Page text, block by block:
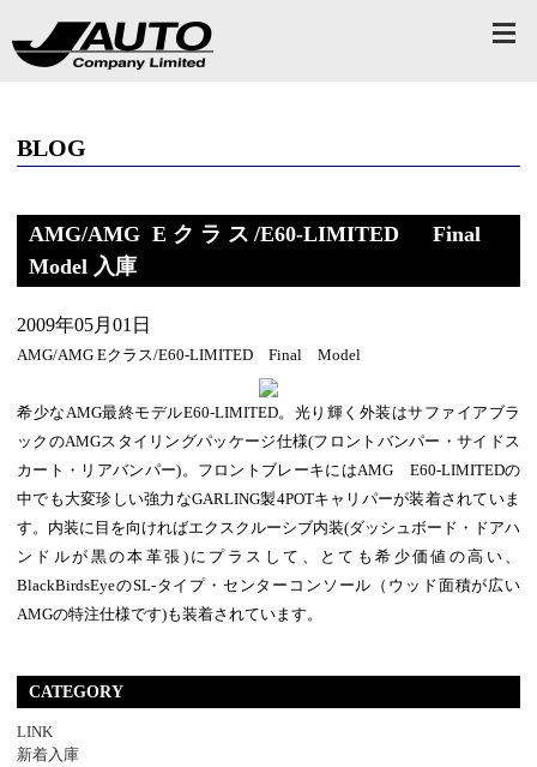
BLOG
AMG/AMG Eクラス/E60-LIMITED Final
Model 入庫
2009年05月01日
AMG/AMG Eクラス/E60-LIMITED Final Model
希少なAMG最終モデルE60-LIMITED。光り輝く外装はサファイアブラ
ックのAMGスタイリングパッケージ仕様(フロントバンパー・サイドス
カート・リアバンパー)。フロントブレーキにはAMG E60-LIMITEDの
中でも大変珍しい強力なGARLING製4POTキャリパーが装着されていま
す。内装に目を向ければエクスクルーシブ内装(ダッシュボード・ドアハ
ンドルが黒の本革張)にプラスして、とても希少価値の高い、
BlackBirdsEyeのSL-タイプ・センターコンソール（ウッド面積が広い
AMGの特注仕様です)も装着されています。
CATEGORY
LINK
新着入庫